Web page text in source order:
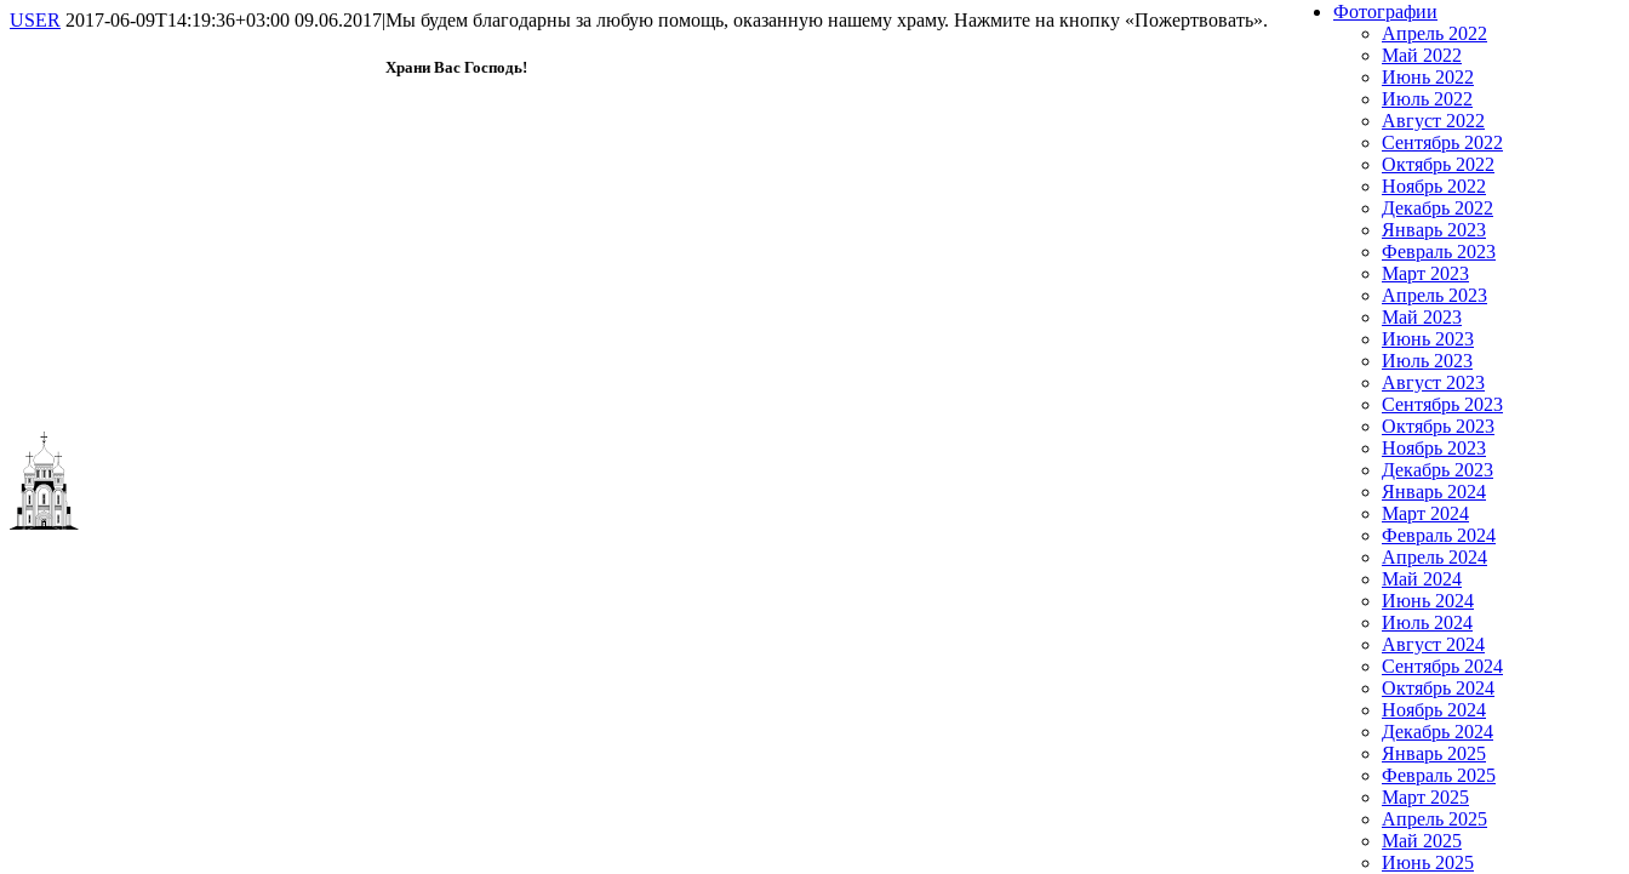
USER 2017-06-09T14:19:36+03:00 09.06.2017|
Фотографии
Апрель 2022
Май 2022
Июнь 2022
Июль 2022
Август 2022
Сентябрь 2022
Октябрь 2022
Ноябрь 2022
Декабрь 2022
Январь 2023
Февраль 2023
Март 2023
Апрель 2023
Май 2023
Июнь 2023
Июль 2023
Август 2023
Сентябрь 2023
Октябрь 2023
Ноябрь 2023
Декабрь 2023
Январь 2024
Март 2024
Февраль 2024
Апрель 2024
Май 2024
Июнь 2024
Июль 2024
Август 2024
Сентябрь 2024
Октябрь 2024
Ноябрь 2024
Декабрь 2024
Январь 2025
Февраль 2025
Март 2025
Апрель 2025
Май 2025
Июнь 2025
Мы будем благодарны за любую помощь, оказанную нашему храму. Нажмите на кнопку «Пожертвовать».
Храни Вас Господь!